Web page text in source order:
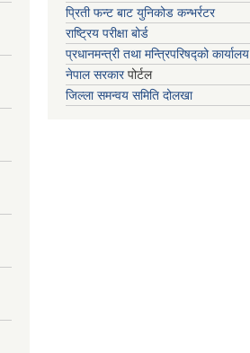
प्रिती फन्ट बाट युनिकोड कन्भर्रटर
राष्ट्रिय परीक्षा बोर्ड
प्रधानमन्त्री तथा मन्त्रिपरिषद्को कार्यालय
नेपाल सरकारपोर्टल
जिल्ला समन्वय समिति दोलखा